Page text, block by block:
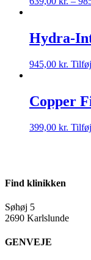
Hydra-
945,00 kr.
Copper
399,00 kr.
Find klinikken
Søhøj 5
2690 Karlslunde
GENVEJE